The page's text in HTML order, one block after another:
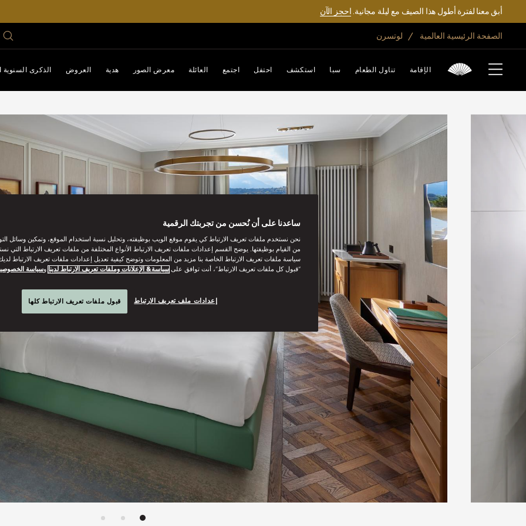
أبق معنا لفترة أطول هذا الصيف مع ليلة مجانية.احجز الآن
الصفحة الرئيسية العالمية لوتسرن
الإقامة تناول الطعام سبا استكشف احتفل اجتمع العائلة معرض الصور هدية العروض الذكرى السنوية الـ
ساعدنا على أن نُحسن من تجربتك الرقمية
نحن نستخدم ملفات تعريف الارتباط كي يقوم موقع الويب بوظيفته، وتحليل نسبة استخدام الموقع، وتمكين وسائل
من القيام بوظيفتها. يوضح القسم إعدادات ملفات تعريف الارتباط الأنواع المختلفة من ملفات تعريف الارتباط التي
سياسة ملفات تعريف الارتباط الخاصة بنا مزيد من المعلومات وتوضح كيفية تعديل إعدادات ملفات تعريف الارتباط
“قبول كل ملفات تعريف الارتباط”، أنت توافق على سياسة& الإعلانات وملفات تعريف الارتباط لدينا وسياسة
إعدادات ملف تعريف الارتباط قبول ملفات تعريف الارتباط كلها